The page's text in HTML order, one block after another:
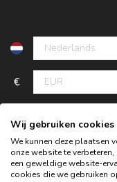
€
Wij gebruiken cookies
We kunnen deze plaatsen
onze website te
een geweldige website-
cookies die we gebruiken